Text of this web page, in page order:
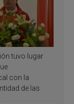
tuvo lugar
con la
de las